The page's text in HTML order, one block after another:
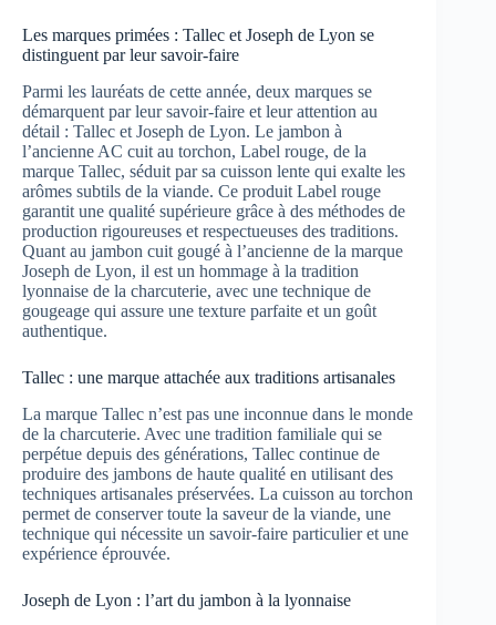
Les marques primées : Tallec et Joseph de Lyon se
distinguent par leur savoir-faire
Parmi les lauréats de cette année, deux marques se
démarquent par leur savoir-faire et leur attention au
détail : Tallec et Joseph de Lyon. Le jambon à
l’ancienne AC cuit au torchon, Label rouge, de la
marque Tallec, séduit par sa cuisson lente qui exalte les
arômes subtils de la viande. Ce produit Label rouge
garantit une qualité supérieure grâce à des méthodes de
production rigoureuses et respectueuses des traditions.
Quant au jambon cuit gougé à l’ancienne de la marque
Joseph de Lyon, il est un hommage à la tradition
lyonnaise de la charcuterie, avec une technique de
gougeage qui assure une texture parfaite et un goût
authentique.
Tallec : une marque attachée aux traditions artisanales
La marque Tallec n’est pas une inconnue dans le monde
de la charcuterie. Avec une tradition familiale qui se
perpétue depuis des générations, Tallec continue de
produire des jambons de haute qualité en utilisant des
techniques artisanales préservées. La cuisson au torchon
permet de conserver toute la saveur de la viande, une
technique qui nécessite un savoir-faire particulier et une
expérience éprouvée.
Joseph de Lyon : l’art du jambon à la lyonnaise